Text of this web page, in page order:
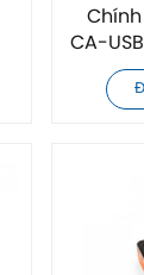
CA-
cho